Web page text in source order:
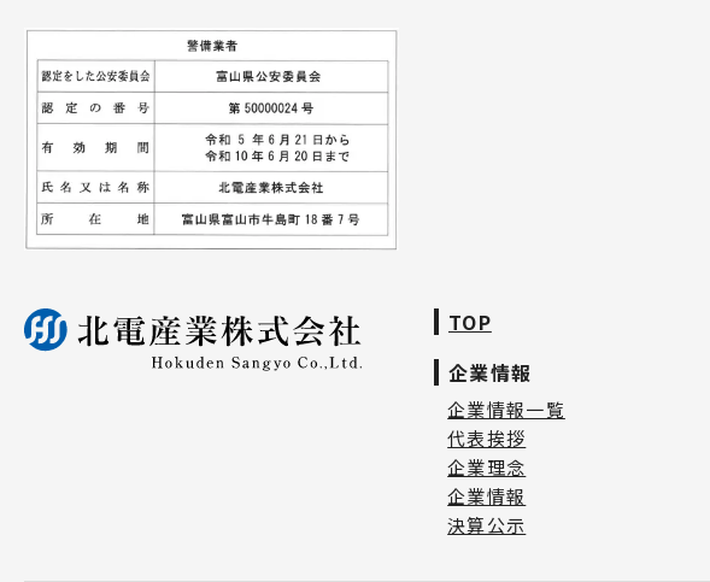
TOP
企業情報
企業情報一覧
代表挨拶
企業理念
企業情報
決算公示